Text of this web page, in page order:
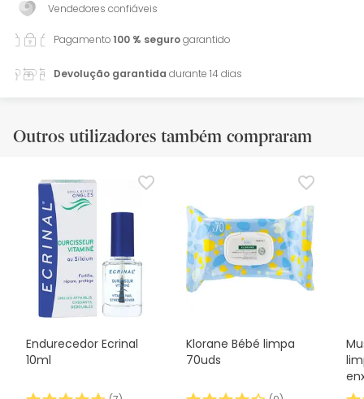
Vendedores confiáveis
Pagamento100 % segurogarantido
Devolução garantida durante 14 dias
Outros utilizadores também compraram
Endurecedor Ecrinal
10ml
Klorane Bébé limpa
70uds